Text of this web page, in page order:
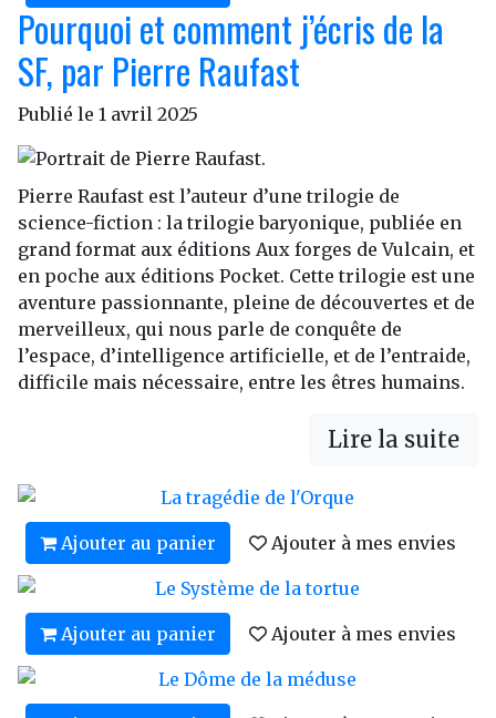
Pourquoi et comment j’écris de la
SF, par Pierre Raufast
Publié le 1 avril 2025
Pierre Raufast est l’auteur d’une trilogie de
science-fiction : la trilogie baryonique, publiée en
grand format aux éditions Aux forges de Vulcain, et
en poche aux éditions Pocket. Cette trilogie est une
aventure passionnante, pleine de découvertes et de
merveilleux, qui nous parle de conquête de
l’espace, d’intelligence artificielle, et de l’entraide,
difficile mais nécessaire, entre les êtres humains.
Lire la suite
Ajouter au panier Ajouter à mes envies
Ajouter au panier Ajouter à mes envies